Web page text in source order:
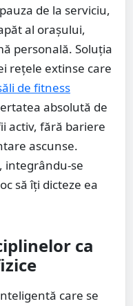
de la serviciu,
al orașului,
personală. Soluția
rețele extinse care
de fitness
absolută de
activ, fără bariere
ascunse.
integrându-se
să îți dicteze ea
ca
care se